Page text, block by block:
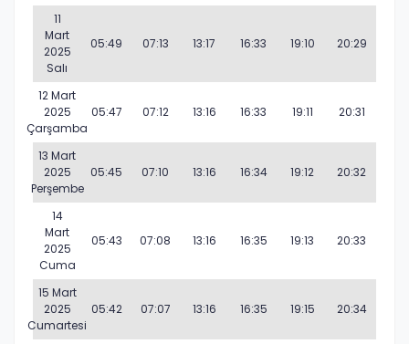
11
Mart
2025
Salı
05:49 07:13 13:17 16:33 19:10 20:29
12 Mart
2025
Çarşamba
05:47 07:12 13:16 16:33 19:11 20:31
13 Mart
2025
Perşembe
05:45 07:10 13:16 16:34 19:12 20:32
14
Mart
2025
Cuma
05:43 07:08 13:16 16:35 19:13 20:33
15 Mart
2025
Cumartesi
05:42 07:07 13:16 16:35 19:15 20:34